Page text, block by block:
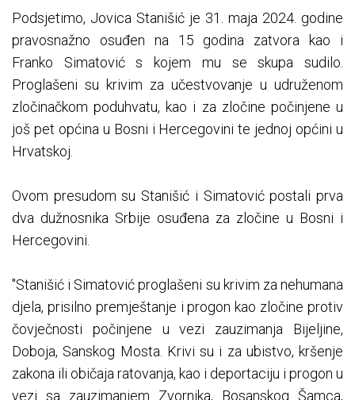
Podsjetimo, Jovica Stanišić je 31. maja 2024. godine
pravosnažno osuđen na 15 godina zatvora kao i
Franko Simatović s kojem mu se skupa sudilo.
Proglašeni su krivim za učestvovanje u udruženom
zločinačkom poduhvatu, kao i za zločine počinjene u
još pet općina u Bosni i Hercegovini te jednoj općini u
Hrvatskoj.
Ovom presudom su Stanišić i Simatović postali prva
dva dužnosnika Srbije osuđena za zločine u Bosni i
Hercegovini.
"Stanišić i Simatović proglašeni su krivim za nehumana
djela, prisilno premještanje i progon kao zločine protiv
čovječnosti počinjene u vezi zauzimanja Bijeljine,
Doboja, Sanskog Mosta. Krivi su i za ubistvo, kršenje
zakona ili običaja ratovanja, kao i deportaciju i progon u
vezi sa zauzimanjem Zvornika, Bosanskog Šamca,